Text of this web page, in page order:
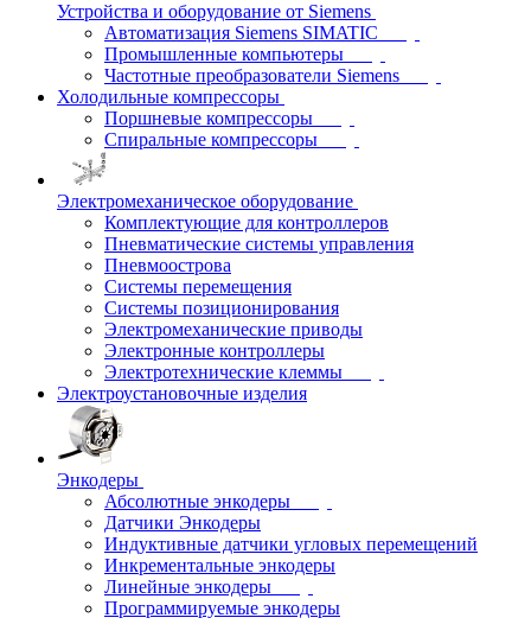
Устройства и оборудование от Siemens
Автоматизация Siemens SIMATIC
Промышленные компьютеры
Частотные преобразователи Siemens
Холодильные компрессоры
Поршневые компрессоры
Спиральные компрессоры
Электромеханическое оборудование
Комплектующие для контроллеров
Пневматические системы управления
Пневмоострова
Системы перемещения
Системы позиционирования
Электромеханические приводы
Электронные контроллеры
Электротехнические клеммы
Электроустановочные изделия
Энкодеры
Абсолютные энкодеры
Датчики Энкодеры
Индуктивные датчики угловых перемещений
Инкрементальные энкодеры
Линейные энкодеры
Программируемые энкодеры